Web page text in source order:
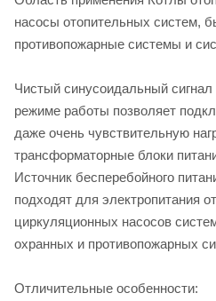
насосы отопительных систем,
противопожарные системы и
Чистый синусоидальный
режиме работы позволяет
даже очень чувствительную
трансформаторные блоки
Источник бесперебойного
подходят для электропитания
циркуляционных насосов
охранных и противопожарных
Отличительные особенности: